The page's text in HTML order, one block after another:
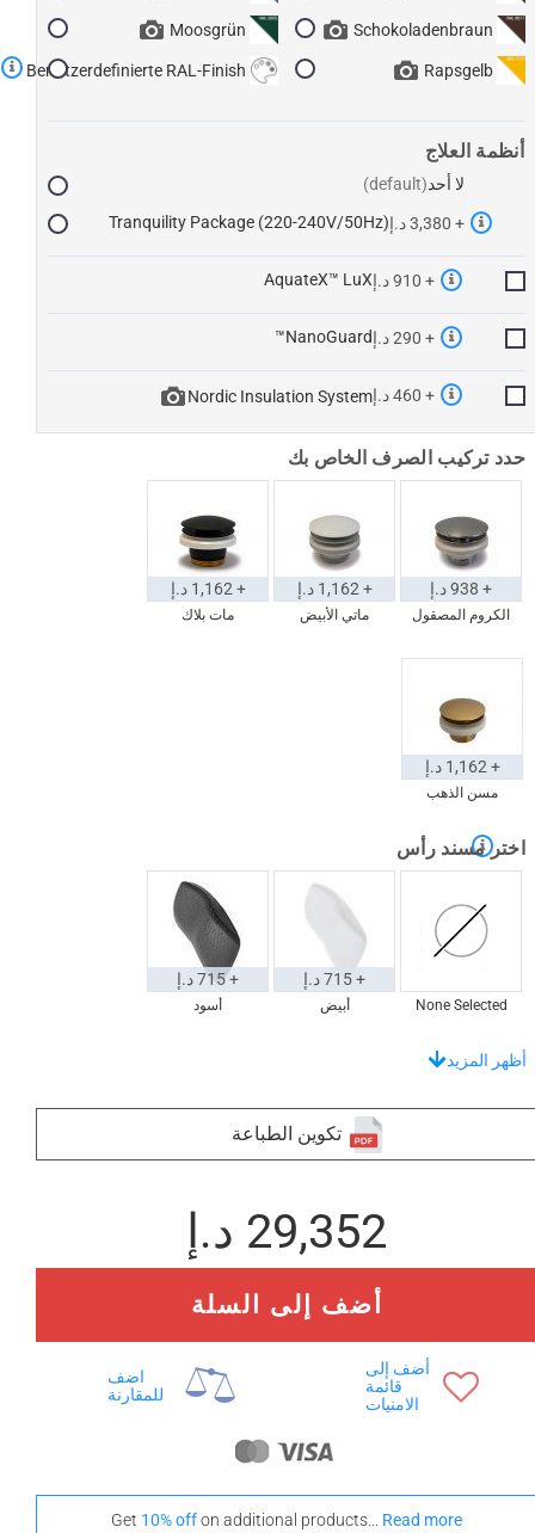
Schokoladenbraun
Rapsgelb
Moosgrün
Benutzerdefinierte RAL-Finish
أنظمة العلاج
لا أحد
Tranquility Package (220-240V/50Hz)
+ 3,380 د.إ
AquateX™ LuX + 910 د.إ
NanoGuard™ + 290 د.إ
Nordic Insulation System + 460 د.إ
حدد تركيب الصرف الخاص بك
الكروم المصقول
+ 938 د.إ
ماتي الأبيض
+ 1,162 د.إ
مات بلاك
+ 1,162 د.إ
مسن الذهب
+ 1,162 د.إ
اختر مسند رأس
None Selected أبيض
+ 715 د.إ
أسود
+ 715 د.إ
اختر خطوتك
ايروكو الجوز الأمريكي
خشب الساج
اختر من بين مجموعة فريدة من الصواني
أظهر المزيد
تكوين الطباعة
29,352 د.إ
أضف إلى السلة
أضف إلى
قائمة
الامنيات
اضف
للمقارنة
Get 10% offon additional products... Read more